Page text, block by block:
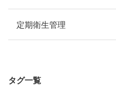
定期衛生管理
タグ一覧